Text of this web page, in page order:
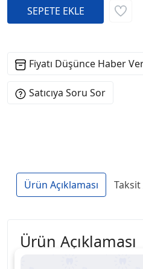
Fiyatı Düşünce Haber
Satıcıya Soru Sor
Ürün Açıklaması
Ürün Açıklaması